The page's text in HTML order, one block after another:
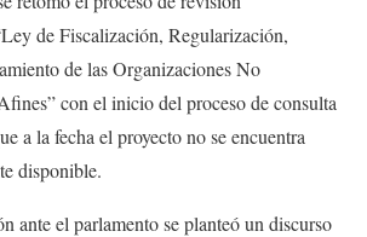
de Fiscalización, Regularización,
de las Organizaciones No
con el inicio del proceso de consulta
a la fecha el proyecto no se encuentra
disponible.
ante el parlamento se planteó un discurso